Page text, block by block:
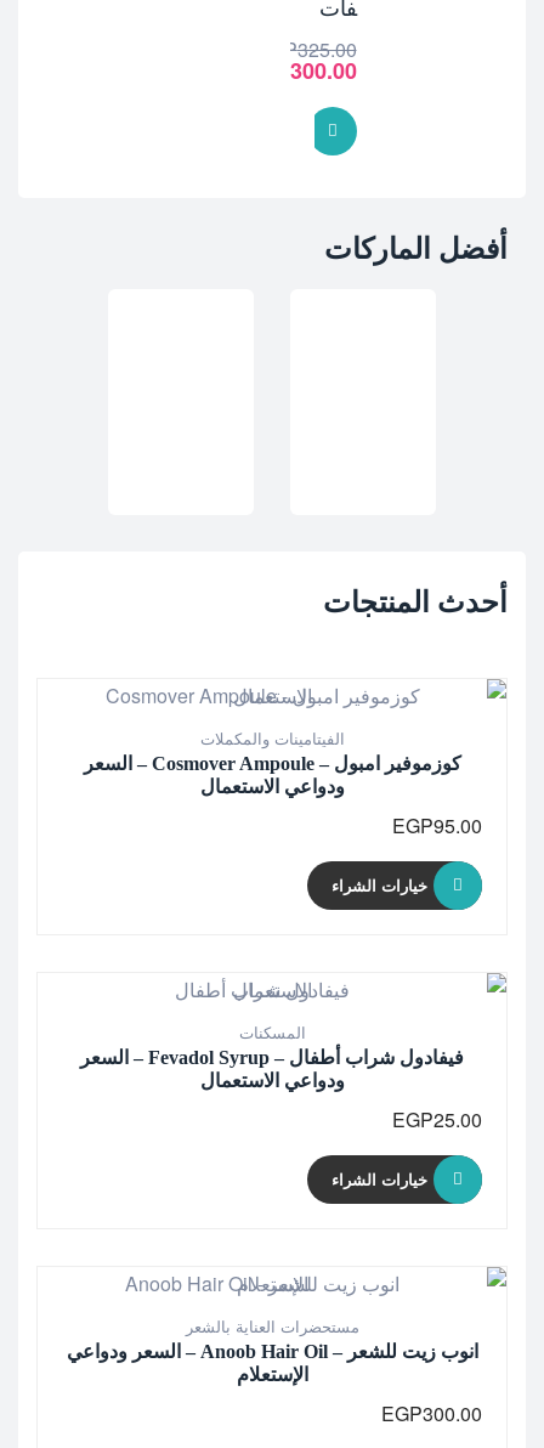
فات
EGP325.00
300.00
أفضل الماركات
أحدث المنتجات
الفيتامينات والمكملات
كوزموفير امبول – Cosmover Ampoule – السعر
ودواعي الاستعمال
EGP95.00
خيارات الشراء
المسكنات
فيفادول شراب أطفال – Fevadol Syrup – السعر
ودواعي الاستعمال
EGP25.00
خيارات الشراء
مستحضرات العناية بالشعر
انوب زيت للشعر – Anoob Hair Oil – السعر ودواعي
الإستعلام
EGP300.00